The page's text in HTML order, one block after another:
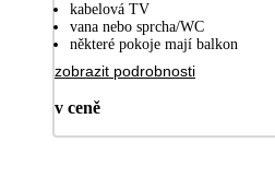
kabelová TV
vana nebo sprcha/WC
některé pokoje mají balkon
zobrazit podrobnosti
v ceně